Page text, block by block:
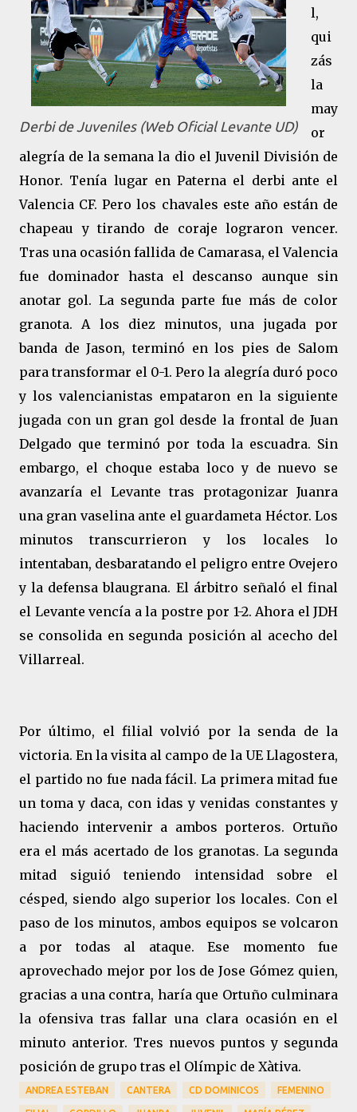
Derbi de Juveniles (Web Oficial Levante UD)
l,
qui
zás
la
may
or
alegría de la semana la dio el Juvenil División de
Honor. Tenía lugar en Paterna el derbi ante el
Valencia CF. Pero los chavales este año están de
chapeau y tirando de coraje lograron vencer.
Tras una ocasión fallida de Camarasa, el Valencia
fue dominador hasta el descanso aunque sin
anotar gol. La segunda parte fue más de color
granota. A los diez minutos, una jugada por
banda de Jason, terminó en los pies de Salom
para transformar el 0-1. Pero la alegría duró poco
y los valencianistas empataron en la siguiente
jugada con un gran gol desde la frontal de Juan
Delgado que terminó por toda la escuadra. Sin
embargo, el choque estaba loco y de nuevo se
avanzaría el Levante tras protagonizar Juanra
una gran vaselina ante el guardameta Héctor. Los
minutos transcurrieron y los locales lo
intentaban, desbaratando el peligro entre Ovejero
y la defensa blaugrana. El árbitro señaló el final
el Levante vencía a la postre por 1-2. Ahora el JDH
se consolida en segunda posición al acecho del
Villarreal.
Por último, el filial volvió por la senda de la
victoria. En la visita al campo de la UE Llagostera,
el partido no fue nada fácil. La primera mitad fue
un toma y daca, con idas y venidas constantes y
haciendo intervenir a ambos porteros. Ortuño
era el más acertado de los granotas. La segunda
mitad siguió teniendo intensidad sobre el
césped, siendo algo superior los locales. Con el
paso de los minutos, ambos equipos se volcaron
a por todas al ataque. Ese momento fue
aprovechado mejor por los de Jose Gómez quien,
gracias a una contra, haría que Ortuño culminara
la ofensiva tras fallar una clara ocasión en el
minuto anterior. Tres nuevos puntos y segunda
posición de grupo tras el Olímpic de Xàtiva.
ANDREA ESTEBAN CANTERA CD DOMINICOS FEMENINO